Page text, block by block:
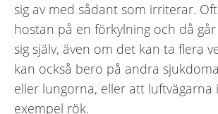
sig av med sådant som irriterar.
hostan på en förkylning och då
sig själv, även om det kan ta flera
kan också bero på andra
eller lungorna, eller att luftvägarna
exempel rök.